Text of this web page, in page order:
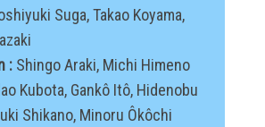
Suga, Takao Koyama,
:Shingo Araki, Michi Himeno
Kubota, Gankô Itô, Hidenobu
Shikano, Minoru Ôkôchi